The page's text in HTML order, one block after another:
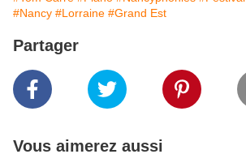
#Nancy #Lorraine #Grand Est
Partager
Vous aimerez aussi